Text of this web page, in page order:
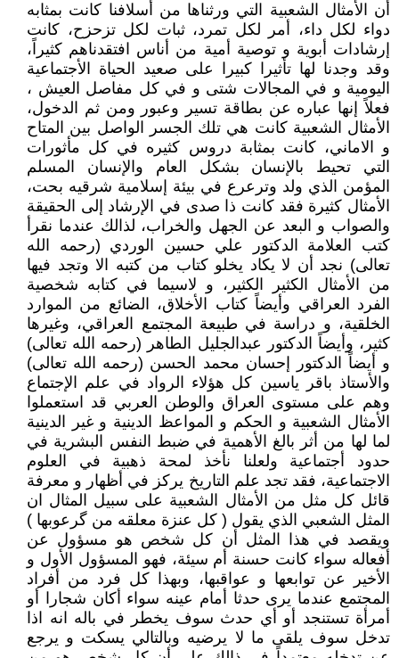
أن الأمثال الشعبية التي ورثناها من أسلافنا كانت بمثابه
دواء لكل داء، أمر لكل تمرد، ثبات لكل تزحزح، كانت
إرشادات أبوية و توصية أمية من أناس افتقدناهم كثيراً،
وقد وجدنا لها تأثيرا كبيرا على صعيد الحياة الأجتماعية
اليومية و في المجالات شتى و في كل مفاصل العيش ،
فعلاً إنها عباره عن بطاقة تسير وعبور ومن ثم الدخول،
الأمثال الشعبية كانت هي تلك الجسر الواصل بين المتاح
و الاماني، كانت بمثابة دروس كثيره في كل مأثورات
التي تحيط بالإنسان بشكل العام والإنسان المسلم
المؤمن الذي ولد وترعرع في بيئة إسلامية شرقيه بحت،
الأمثال كثيرة فقد كانت ذا صدى في الإرشاد إلى الحقيقة
والصواب و البعد عن الجهل والخراب، لذالك عندما نقرأ
كتب العلامة الدكتور علي حسين الوردي (رحمه الله
تعالى) نجد أن لا يكاد يخلو كتاب من كتبه الا وتجد فيها
من الأمثال الكثير الكثير، و لاسيما في كتابه شخصية
الفرد العراقي وأيضاً كتاب الأخلاق، الضائع من الموارد
الخلقية، و دراسة في طبيعة المجتمع العراقي، وغيرها
كثير، وأيضاً الدكتور عبدالجليل الطاهر (رحمه الله تعالى)
و أيضاً الدكتور إحسان محمد الحسن (رحمه الله تعالى)
والأستاذ باقر ياسين كل هؤلاء الرواد في علم الإجتماع
وهم على مستوى العراق والوطن العربي قد استعملوا
الأمثال الشعبية و الحكم و المواعظ الدينية و غير الدينية
لما لها من أثر بالغ الأهمية في ضبط النفس البشرية في
حدود أجتماعية ولعلنا نأخذ لمحة ذهبية في العلوم
الاجتماعية، فقد تجد علم التاريخ يركز في أظهار و معرفة
قائل كل مثل من الأمثال الشعبية على سبيل المثال ان
المثل الشعبي الذي يقول ( كل عنزة معلقه من گرعوبها )
ويقصد في هذا المثل أن كل شخص هو مسؤول عن
أفعاله سواء كانت حسنة أم سيئة، فهو المسؤول الأول و
الأخير عن توابعها و عواقبها، وبهذا كل فرد من أفراد
المجتمع عندما يرى حدثا أمام عينه سواء أكان شجارا أو
أمرأة تستنجد أو أي حدث سوف يخطر في باله انه اذا
تدخل سوف يلقى ما لا يرضيه وبالتالي يسكت و يرجع